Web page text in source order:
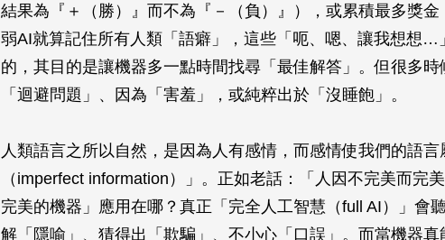
結果為『＋（勝）』而不為『－（負）』），或累積最多獎金
弱AI就算記住所有人類「語癖」，這些「呃、嗯、讓我想想…
的，其目的是讓機器多一點時間找尋「最佳解答」。但很多時
「迴避問題」、因為「害羞」，或純粹出於「沒睡飽」。
人類語言之所以自然，是因為人有感情，而感情使我們的語
（imperfect information）」。正如老話：「人因不完美而完
完美的機器」應用在哪？真正「完全人工智慧（full AI）」會
解「隱喻」、猜得出「欺騙」、不小心「口誤」。而當機器